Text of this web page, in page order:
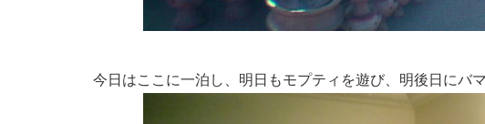
今日はここに一泊し、明日もモプティを遊び、明後日にバマ